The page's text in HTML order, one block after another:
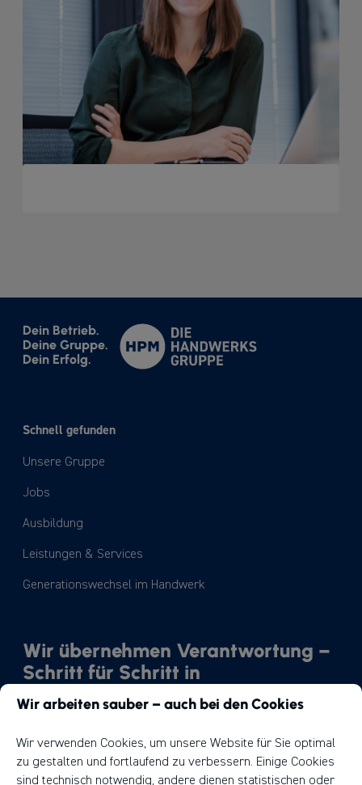
Dein Betrieb.
Deine Gruppe.
Dein Erfolg.
Schnell gefunden
Unsere Gruppe
Jobs
Ausbildung
Leistungen & Services
Generationswechsel im Handwerk
Wir übernehmen Verantwortung –
Schritt für Schritt in
Richtung Nachhaltigkeit.
Unser Weg
Wir arbeiten sauber – auch bei den Cookies
Wir verwenden Cookies, um unsere Website für Sie optimal
zu gestalten und fortlaufend zu verbessern. Einige Cookies
sind technisch notwendig, andere dienen statistischen oder